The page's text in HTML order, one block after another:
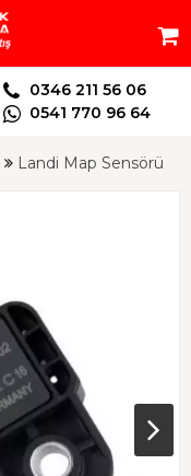
0346 211 56 06
0541 770 96 64
Landi Map Sensörü